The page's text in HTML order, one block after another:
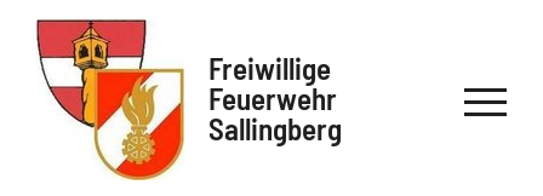
Freiwillige
Feuerwehr
Sallingberg